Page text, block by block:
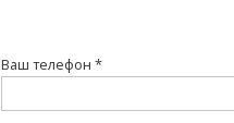
Ваш телефон *